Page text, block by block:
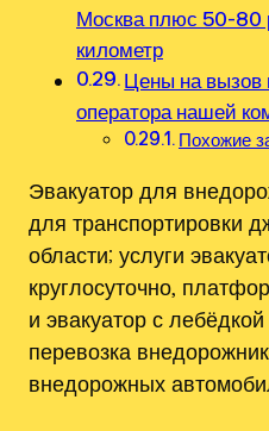
Москва плюс 50-80
километр
Цены на вызов
оператора нашей
Похожие
Эвакуатор для
для транспортировки
области; услуги
круглосуточно‚
и эвакуатор с
перевозка
внедорожных